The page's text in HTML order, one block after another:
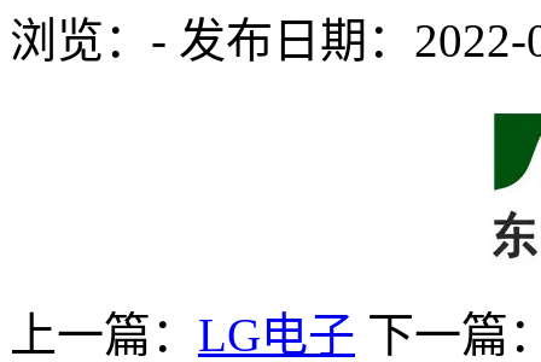
浏览： - 发布日期：2022-
上一篇： LG电子 下一篇